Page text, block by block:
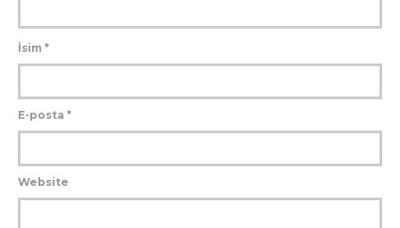
İsim *
E-posta *
Website